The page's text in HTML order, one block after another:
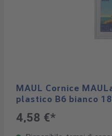
MAUL Cornice
plastico B6 bianco
4,58 €*